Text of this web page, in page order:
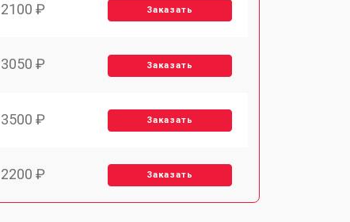
2100 ₽ Заказать
3050 ₽ Заказать
3500 ₽ Заказать
2200 ₽ Заказать